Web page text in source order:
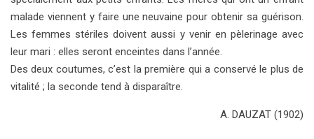
malade viennent y faire une neuvaine pour obtenir sa guérison.
Les femmes stériles doivent aussi y venir en pèlerinage avec
leur mari : elles seront enceintes dans l’année.
Des deux coutumes, c’est la première qui a conservé le plus de
vitalité ; la seconde tend à disparaître.
A. DAUZAT (1902)